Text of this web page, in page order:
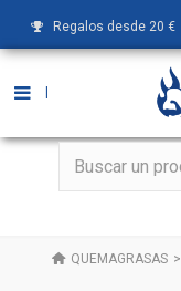
Regalos desde 20 €
QUEMAGRASAS >